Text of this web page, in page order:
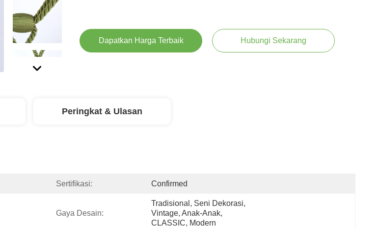
Dapatkan Harga Terbaik Hubungi Sekarang
Peringkat & Ulasan
Sertifikasi: Confirmed
Gaya Desain:
Tradisional, Seni Dekorasi,
Vintage, Anak-Anak,
CLASSIC, Modern